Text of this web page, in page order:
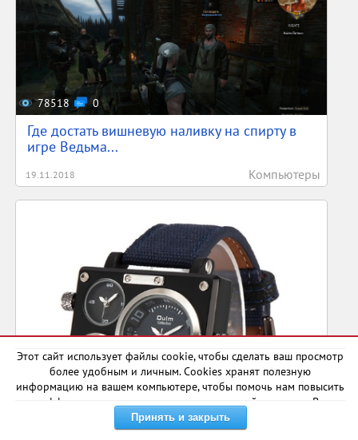
78518 0
Где достать вишневую наливку на спирту в
игре Ведьма...
19.11.2018 Компьютеры
Топ 30 - лучших подарков на 23 Февраля |
Коллеге | Д...
Этот сайт использует файлы cookie, чтобы сделать ваш просмотр
более удобным и личным. Cookies хранят полезную
информацию на вашем компьютере, чтобы помочь нам повысить
эффективность и актуальность нашего сайта для вас. В
некоторых случаях они необходимы для правильной работы
сайта.